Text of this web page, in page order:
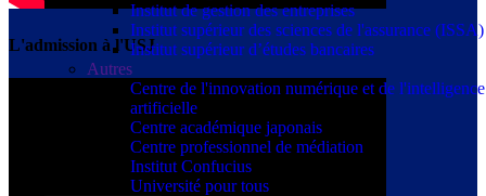
Institut de gestion des entreprises
Institut supérieur des sciences de l'assurance (ISSA)
Institut supérieur d’études bancaires
Autres
Centre de l'innovation numérique et de l'intelligence
artificielle
Centre académique japonais
Centre professionnel de médiation
Institut Confucius
Université pour tous
L'admission à l'USJ